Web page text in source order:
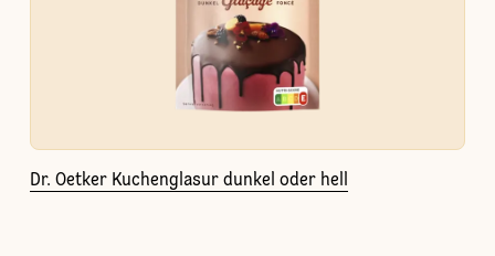
Dr. Oetker Kuchenglasur dunkel oder hell